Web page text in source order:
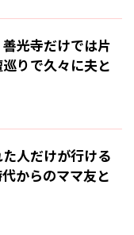
善光寺だけでは片
りで久々に夫と
た人だけが行ける
からのママ友と